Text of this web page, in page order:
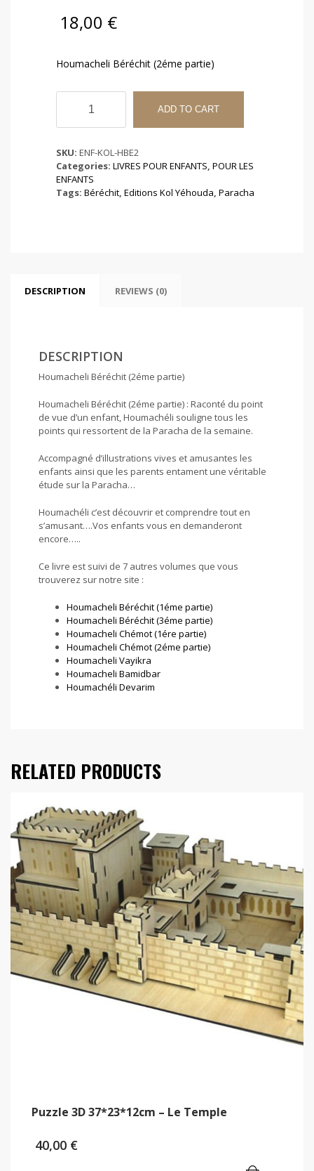
18,00 €
Houmacheli Béréchit (2éme partie)
Houmacheli
Béréchit
quantity
ADD TO CART
SKU: ENF-KOL-HBE2
Categories: LIVRES POUR ENFANTS POUR LES
ENFANTS
Tags: Béréchit Editions Kol Yéhouda Paracha
DESCRIPTION REVIEWS (0)
DESCRIPTION
Houmacheli Béréchit (2éme partie)
Houmacheli Béréchit (2éme partie) : Raconté du point
de vue d’un enfant, Houmachéli souligne tous les
points qui ressortent de la Paracha de la semaine.
Accompagné d’illustrations vives et amusantes les
enfants ainsi que les parents entament une véritable
étude sur la Paracha…
Houmachéli c’est découvrir et comprendre tout en
s’amusant….Vos enfants vous en demanderont
encore…..
Ce livre est suivi de 7 autres volumes que vous
trouverez sur notre site :
Houmacheli Béréchit (1éme partie)
Houmacheli Béréchit (3éme partie)
Houmacheli Chémot (1ére partie)
Houmacheli Chémot (2éme partie)
Houmacheli Vayikra
Houmacheli Bamidbar
Houmachéli Devarim
RELATED PRODUCTS
Puzzle 3D 37*23*12cm – Le Temple
40,00 €